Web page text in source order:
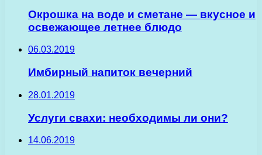
Окрошка на воде и сметане — вкусное и
освежающее летнее блюдо
06.03.2019
Имбирный напиток вечерний
28.01.2019
Услуги свахи: необходимы ли они?
14.06.2019